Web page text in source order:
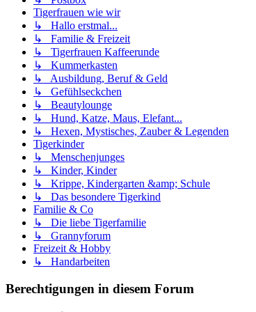
Tigerfrauen wie wir
↳ Hallo erstmal...
↳ Familie & Freizeit
↳ Tigerfrauen Kaffeerunde
↳ Kummerkasten
↳ Ausbildung, Beruf & Geld
↳ Gefühlseckchen
↳ Beautylounge
↳ Hund, Katze, Maus, Elefant...
↳ Hexen, Mystisches, Zauber & Legenden
Tigerkinder
↳ Menschenjunges
↳ Kinder, Kinder
↳ Krippe, Kindergarten &amp; Schule
↳ Das besondere Tigerkind
Familie & Co
↳ Die liebe Tigerfamilie
↳ Grannyforum
Freizeit & Hobby
↳ Handarbeiten
Berechtigungen in diesem Forum